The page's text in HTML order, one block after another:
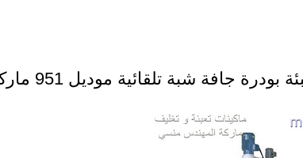
جافة شبة تلقائية موديل 951 ماركة المهندس منسى